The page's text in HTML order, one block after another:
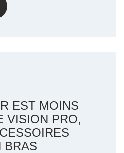
EST MOINS
VISION PRO,
BRAS